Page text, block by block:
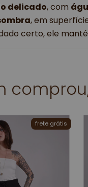
delicado, com
, em
certo, ele
frete grátis